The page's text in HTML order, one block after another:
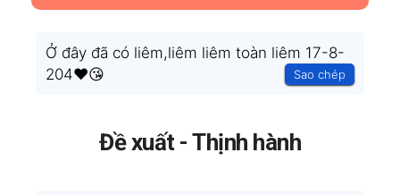
Ở đây đã có liêm,liêm liêm toàn liêm 17-8-
204❤️😘
Sao chép
Đề xuất - Thịnh hành